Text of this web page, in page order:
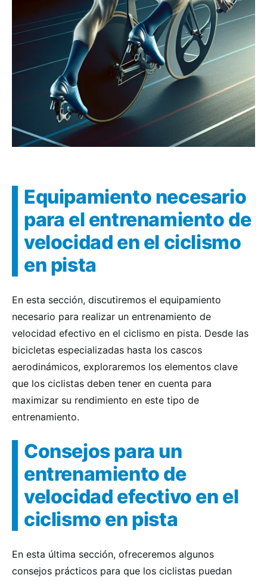
Equipamiento necesario
para el entrenamiento de
velocidad en el ciclismo
en pista
En esta sección, discutiremos el equipamiento
necesario para realizar un entrenamiento de
velocidad efectivo en el ciclismo en pista. Desde las
bicicletas especializadas hasta los cascos
aerodinámicos, exploraremos los elementos clave
que los ciclistas deben tener en cuenta para
maximizar su rendimiento en este tipo de
entrenamiento.
Consejos para un
entrenamiento de
velocidad efectivo en el
ciclismo en pista
En esta última sección, ofreceremos algunos
consejos prácticos para que los ciclistas puedan